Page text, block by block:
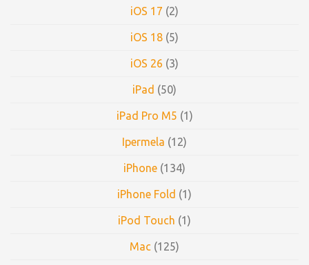
iOS 17 (2)
iOS 18 (5)
iOS 26 (3)
iPad (50)
iPad Pro M5 (1)
Ipermela (12)
iPhone (134)
iPhone Fold (1)
iPod Touch (1)
Mac (125)